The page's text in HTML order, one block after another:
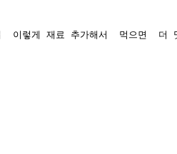
이렇게 재료 추가해서  먹으면  더